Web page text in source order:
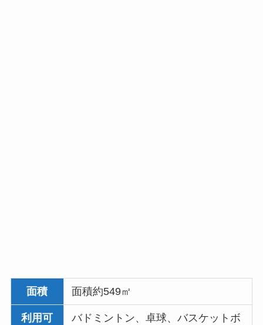
面積 面積約549㎡
利用可
バドミントン、卓球、バスケットボ